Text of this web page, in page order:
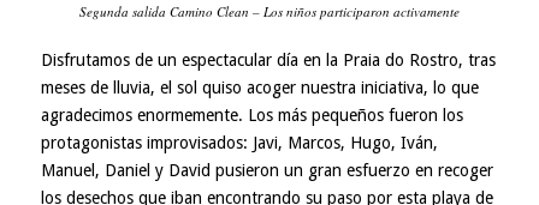
Segunda salida Camino Clean – Los niños participaron activamente
Disfrutamos de un espectacular día en la Praia do Rostro, tras
meses de lluvia, el sol quiso acoger nuestra iniciativa, lo que
agradecimos enormemente. Los más pequeños fueron los
protagonistas improvisados: Javi, Marcos, Hugo, Iván,
Manuel, Daniel y David pusieron un gran esfuerzo en recoger
los desechos que iban encontrando su paso por esta playa de